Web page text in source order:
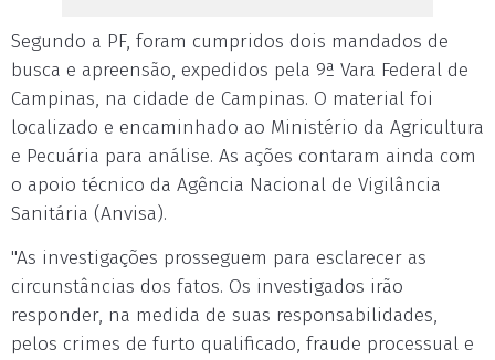
Segundo a PF, foram cumpridos dois mandados de
busca e apreensão, expedidos pela 9ª Vara Federal de
Campinas, na cidade de Campinas. O material foi
localizado e encaminhado ao Ministério da Agricultura
e Pecuária para análise. As ações contaram ainda com
o apoio técnico da Agência Nacional de Vigilância
Sanitária (Anvisa).
"As investigações prosseguem para esclarecer as
circunstâncias dos fatos. Os investigados irão
responder, na medida de suas responsabilidades,
pelos crimes de furto qualificado, fraude processual e